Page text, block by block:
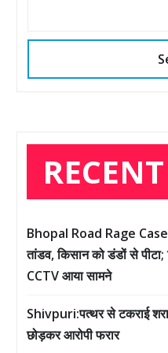
Bhopal Road Rage Case:
तांडव, किसान को डंडों से पीटा;
CCTV आया सामने
Shivpuri:पत्थर से टकराई
छोड़कर आरोपी फरार